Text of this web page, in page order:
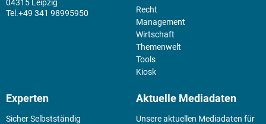
04315 Leipzig
+49 341 98995950
Recht
Management
Wirtschaft
Themenwelt
Tools
Kiosk
Experten
Sicher Selbstständig
Aktuelle Mediadaten
Unsere aktuellen Mediadaten für